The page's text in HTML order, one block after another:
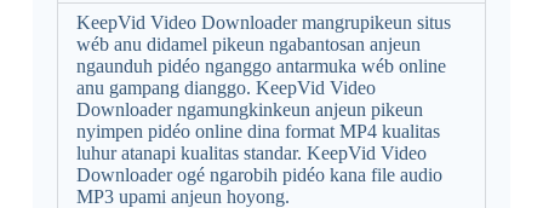
KeepVid Video Downloader mangrupikeun situs
wéb anu didamel pikeun ngabantosan anjeun
ngaunduh pidéo nganggo antarmuka wéb online
anu gampang dianggo. KeepVid Video
Downloader ngamungkinkeun anjeun pikeun
nyimpen pidéo online dina format MP4 kualitas
luhur atanapi kualitas standar. KeepVid Video
Downloader ogé ngarobih pidéo kana file audio
MP3 upami anjeun hoyong.